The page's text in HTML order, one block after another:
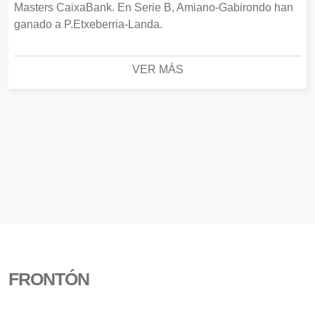
Masters CaixaBank. En Serie B, Amiano-Gabirondo han
ganado a P.Etxeberria-Landa.
VER MÁS
FRONTÓN